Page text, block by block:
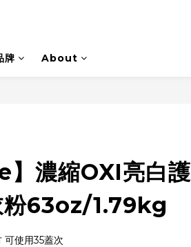
牌 About
】濃縮OXI亮白護
粉63oz/1.79kg
可使用35蓋次